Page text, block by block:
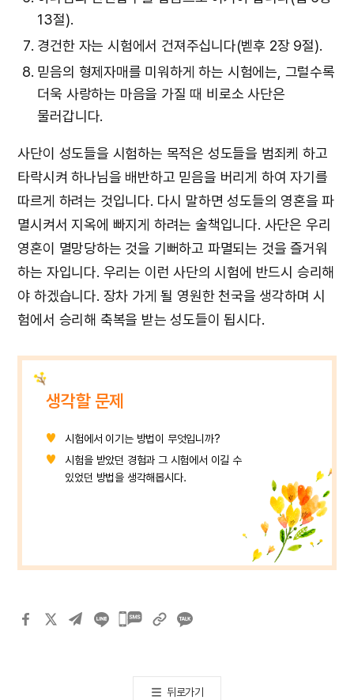
13절).
경건한 자는 시험에서 건져주십니다(벧후 2장 9절).
믿음의 형제자매를 미워하게 하는 시험에는, 그럴수록
더욱 사랑하는 마음을 가질 때 비로소 사단은
물러갑니다.
사단이 성도들을 시험하는 목적은 성도들을 범죄케 하고
타락시켜 하나님을 배반하고 믿음을 버리게 하여 자기를
따르게 하려는 것입니다. 다시 말하면 성도들의 영혼을 파
멸시켜서 지옥에 빠지게 하려는 술책입니다. 사단은 우리
영혼이 멸망당하는 것을 기뻐하고 파멸되는 것을 즐거워
하는 자입니다. 우리는 이런 사단의 시험에 반드시 승리해
야 하겠습니다. 장차 가게 될 영원한 천국을 생각하며 시
험에서 승리해 축복을 받는 성도들이 됩시다.
생각할 문제
시험에서 이기는 방법이 무엇입니까?
시험을 받았던 경험과 그 시험에서 이길 수
있었던 방법을 생각해봅시다.
카카오톡
뒤로가기